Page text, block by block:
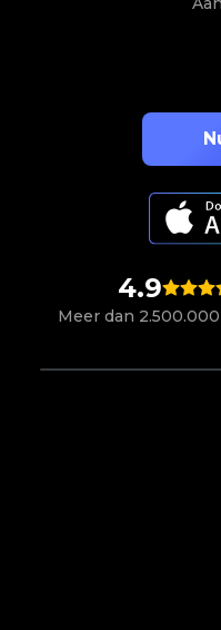
4.9
Meer dan